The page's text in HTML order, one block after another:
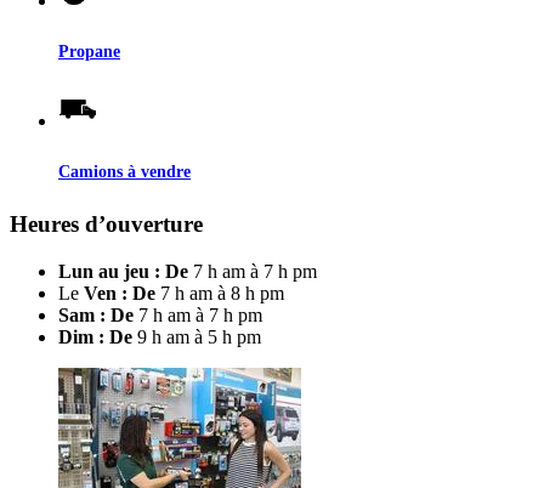
Propane
Camions à vendre
Heures d’ouverture
Lun au jeu : De 7 h am à 7 h pm
Le Ven : De 7 h am à 8 h pm
Sam : De 7 h am à 7 h pm
Dim : De 9 h am à 5 h pm